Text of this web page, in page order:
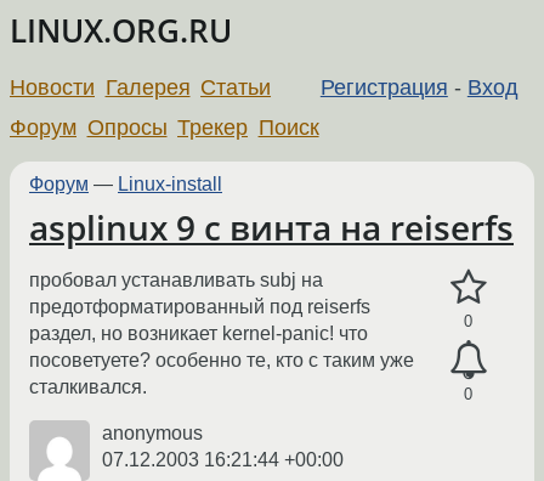
LINUX.ORG.RU
Регистрация - Вход
Новости Галерея Статьи
Форум Опросы Трекер Поиск
Форум — Linux-install
asplinux 9 с винта на reiserfs
0
0
пробовал устанавливать subj на
предотформатированный под reiserfs
раздел, но возникает kernel-panic! что
посоветуете? особенно те, кто с таким уже
сталкивался.
anonymous
07.12.2003 16:21:44 +00:00